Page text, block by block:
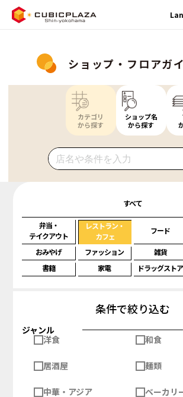
ショップ・フロアガ
カテゴリ
から探す
ショップ名
から探す
すべて
弁当・
テイクアウト
レストラン・
カフェ
フード
おみやげ ファッション 雑貨
書籍
家電 ドラッグストア
条件で絞り込む
ジャンル
洋食
和食
居酒屋 麺類
中華・アジア ベーカリ